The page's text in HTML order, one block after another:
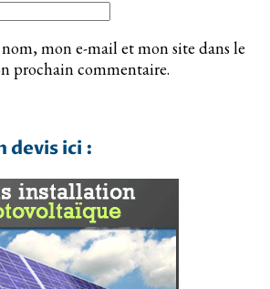
mon e-mail et mon site dans le
prochain commentaire.
devis ici :